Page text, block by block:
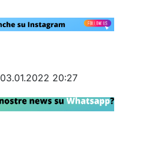
03.01.2022 20:27